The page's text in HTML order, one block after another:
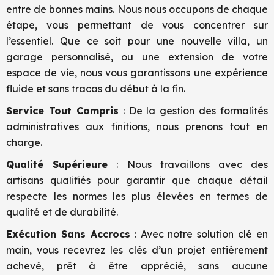
entre de bonnes mains. Nous nous occupons de chaque
étape, vous permettant de vous concentrer sur
l’essentiel. Que ce soit pour une nouvelle villa, un
garage personnalisé, ou une extension de votre
espace de vie, nous vous garantissons une expérience
fluide et sans tracas du début à la fin.
Service Tout Compris : De la gestion des formalités
administratives aux finitions, nous prenons tout en
charge.
Qualité Supérieure : Nous travaillons avec des
artisans qualifiés pour garantir que chaque détail
respecte les normes les plus élevées en termes de
qualité et de durabilité.
Exécution Sans Accrocs : Avec notre solution clé en
main, vous recevrez les clés d’un projet entièrement
achevé, prêt à être apprécié, sans aucune